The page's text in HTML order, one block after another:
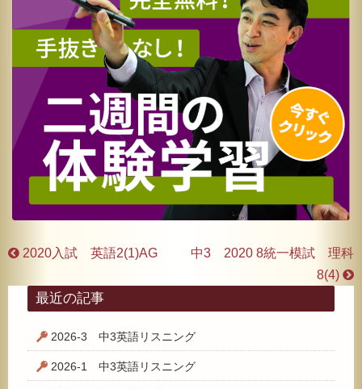
2020入試 英語2(1)AG
中3 2020 8統一模試 理科
8(4)
最近の記事
2026-3 中3英語リスニング
2026-1 中3英語リスニング